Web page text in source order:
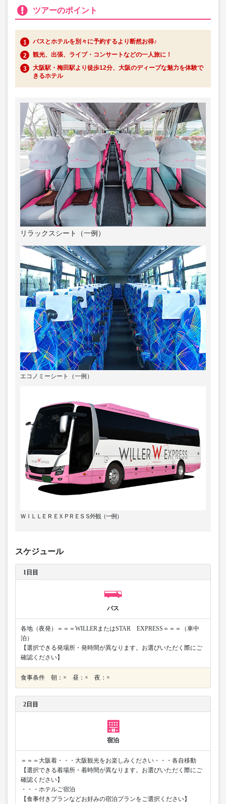
ツアーのポイント
バスとホテルを別々に予約するより断然お得♪
観光、出張、ライブ・コンサートなどの一人旅に！
大阪駅・梅田駅より徒歩12分、大阪のディープな魅力を体験で
きるホテル
リラックスシート（一例）
エコノミーシート（一例）
ＷＩＬＬＥＲ ＥＸＰＲＥＳＳ外観（一例）
スケジュール
1日目
バス
各地（夜発）＝＝＝WILLERまたはSTAR EXPRESS＝＝＝（車中
泊）
【選択できる発場所・発時間が異なります。お選びいただく際にご
確認ください】
食事条件 朝：× 昼：× 夜：×
2日目
宿泊
＝＝＝大阪着・・・大阪観光をお楽しみください・・・各自移動
【選択できる着場所・着時間が異なります。お選びいただく際にご
確認ください】
・・・ホテルご宿泊
【食事付きプランなどお好みの宿泊プランをご選択ください】